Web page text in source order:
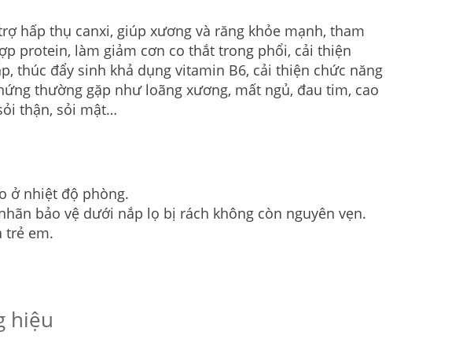
hấp thụ canxi, giúp xương và răng khỏe mạnh, tham
protein, làm giảm cơn co thắt trong phổi, cải thiện
thúc đẩy sinh khả dụng vitamin B6, cải thiện chức năng
thường gặp như loãng xương, mất ngủ, đau tim, cao
thận, sỏi mật…
ở nhiệt độ phòng.
bảo vệ dưới nắp lọ bị rách không còn nguyên vẹn.
trẻ em.
hiệu